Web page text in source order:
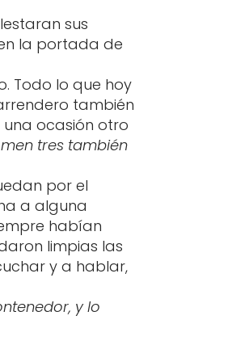
sus
la portada de
Todo lo que hoy
también
ocasión otro
tres también
por el
a alguna
habían
limpias las
y a hablar,
y lo